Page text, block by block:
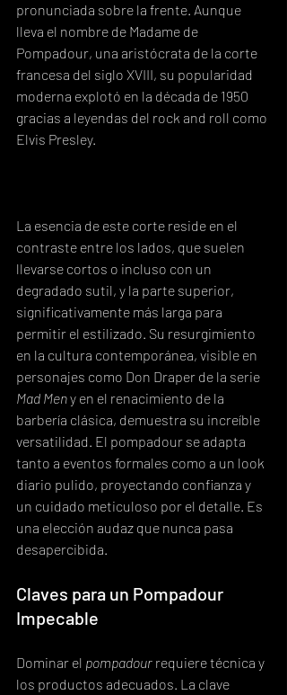
pronunciada sobre la frente. Aunque
lleva el nombre de Madame de
Pompadour, una aristócrata de la corte
francesa del siglo XVIII, su popularidad
moderna explotó en la década de 1950
gracias a leyendas del rock and roll como
Elvis Presley.
La esencia de este corte reside en el
contraste entre los lados, que suelen
llevarse cortos o incluso con un
degradado sutil, y la parte superior,
significativamente más larga para
permitir el estilizado. Su resurgimiento
en la cultura contemporánea, visible en
personajes como Don Draper de la serie
Mad Men y en el renacimiento de la
barbería clásica, demuestra su increíble
versatilidad. El pompadour se adapta
tanto a eventos formales como a un look
diario pulido, proyectando confianza y
un cuidado meticuloso por el detalle. Es
una elección audaz que nunca pasa
desapercibida.
Claves para un Pompadour
Impecable
Dominar el pompadour requiere técnica y
los productos adecuados. La clave